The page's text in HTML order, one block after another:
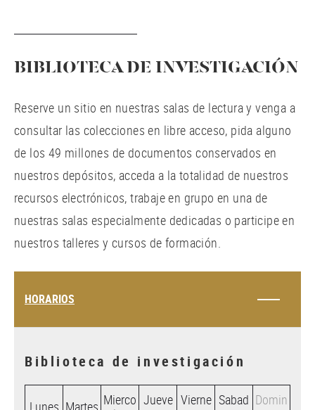
BIBLIOTECA DE INVESTIGACIÓN
Reserve un sitio en nuestras salas de lectura y venga a
consultar las colecciones en libre acceso, pida alguno
de los 49 millones de documentos conservados en
nuestros depósitos, acceda a la totalidad de nuestros
recursos electrónicos, trabaje en grupo en una de
nuestras salas especialmente dedicadas o participe en
nuestros talleres y cursos de formación.
HORARIOS
Biblioteca de investigación
Mierco Jueve Vierne Sabad Domin